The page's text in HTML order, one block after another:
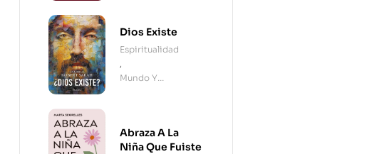
Dios Existe
Espiritualidad
,
Mundo Y
Abraza A La
Niña Que Fuiste